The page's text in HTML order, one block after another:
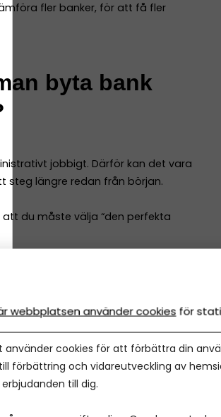
fler banker, för att få fler
byta bank
jobbigt. Därför kan det vara
steg längre redan från början.
du måste välja “den perfekta
som:
matchar dina behov
service och gärna personlig kontakt
checklista
webbplatsen använder cookies för
använder cookies för att förbättra din
förbättring och vidareutveckling av
till dig.